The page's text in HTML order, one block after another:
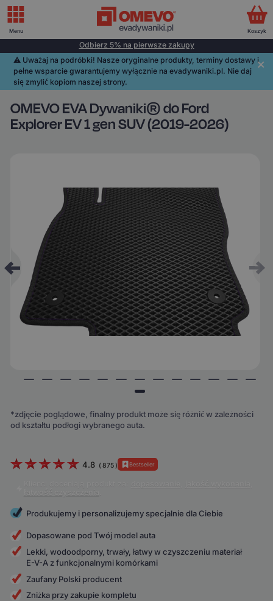
Odbierz 5% na pierwsze zakupy
⚠️️ Uważaj na podróbki! Nasze oryginalne produkty, terminy dostawy i
pełne wsparcie gwarantujemy wyłącznie na evadywaniki.pl. Nie daj
się zmylić kopiom naszej strony.
OMEVO EVA Dywaniki® do Ford
Explorer EV 1 gen SUV (2019-2026)
*zdjęcie poglądowe, finalny produkt może się różnić w zależności
od kształtu podłogi wybranego auta.
4.8 ( 875) Bestseller
Klienci doceniają produkt za: dopasowanie
łatwość czyszczenia
Produkujemy i personalizujemy specjalnie dla Ciebie
Dopasowane pod Twój model auta
Lekki, wodoodporny, trwały, łatwy w czyszczeniu materiał
E-V-A z funkcjonalnymi komórkami
Zaufany Polski producent
Zniżka przy zakupie kompletu
Menu Koszyk